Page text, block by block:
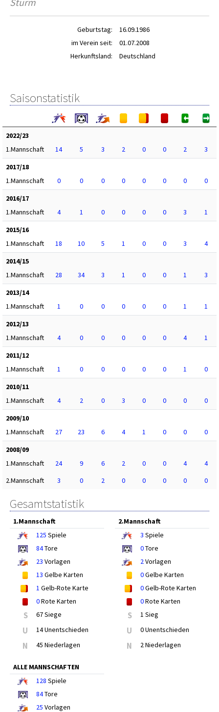
Geburtstag:
16.09.1986
im Verein seit:
01.07.2008
Herkunftsland:
Deutschland
Saisonstatistik
2022/23
1.Mannschaft
14 5 3 2 0 0 2
3
2017/18
1.Mannschaft
0 0 0 0 0 0 0
0
2016/17
1.Mannschaft
4 1 0 0 0 0 3
1
2015/16
1.Mannschaft
18 10 5 1 0 0 3
4
2014/15
1.Mannschaft
28 34 3 1 0 0 1
3
2013/14
1.Mannschaft
1 0 0 0 0 0 1
1
2012/13
1.Mannschaft
4 0 0 0 0 0 4
1
2011/12
1.Mannschaft
1 0 0 0 0 0 1
0
2010/11
1.Mannschaft
4 2 0 3 0 0 0
0
2009/10
1.Mannschaft
27 23 6 4 1 0 0
0
2008/09
1.Mannschaft
24 9 6 2 0 0 4
4
2.Mannschaft
3 0 2 0 0 0 0 0
Gesamtstatistik
1.Mannschaft
125 Spiele
84Tore
23 Vorlagen
13 Gelbe Karten
1 Gelb-Rote Karte
0Rote Karten
S 67 Siege
U 14 Unentschieden
N 45 Niederlagen
2.Mannschaft
3 Spiele
0Tore
2Vorlagen
0Gelbe Karten
0Gelb-Rote Karten
0Rote Karten
S 1 Sieg
U 0 Unentschieden
N 2 Niederlagen
ALLE MANNSCHAFTEN
128 Spiele
84Tore
25 Vorlagen